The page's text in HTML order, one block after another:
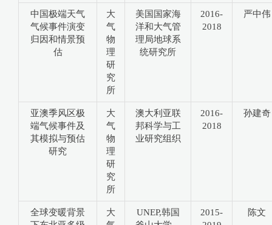
中国极端天气
气候事件演变
归因和情景预
估
大
气
物
理
研
究
所
美国国家海
洋和大气管
理局地球系
统研究所
2016-
2018
严中伟
亚澳季风区极
端气候事件及
其模拟与预估
研究
大
气
物
理
研
究
所
澳大利亚联
邦科学与工
业研究组织
2016-
2018
孙建奇
全球变暖背景
大
UNEP,韩国
2015-
陈文